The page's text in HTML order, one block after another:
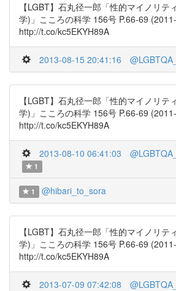
【LGBT】石丸径一郎「性的マイノリテ
学)」こころの科学 156号 P.66-69
http://t.co/kc5EKYH89A
2013-08-15 20:41:16
【LGBT】石丸径一郎「性的マイノリテ
学)」こころの科学 156号 P.66-69
http://t.co/kc5EKYH89A
2013-08-10 06:41:03
1
1 @hibari_to_sora
【LGBT】石丸径一郎「性的マイノリテ
学)」こころの科学 156号 P.66-69
http://t.co/kc5EKYH89A
2013-07-09 07:42:08